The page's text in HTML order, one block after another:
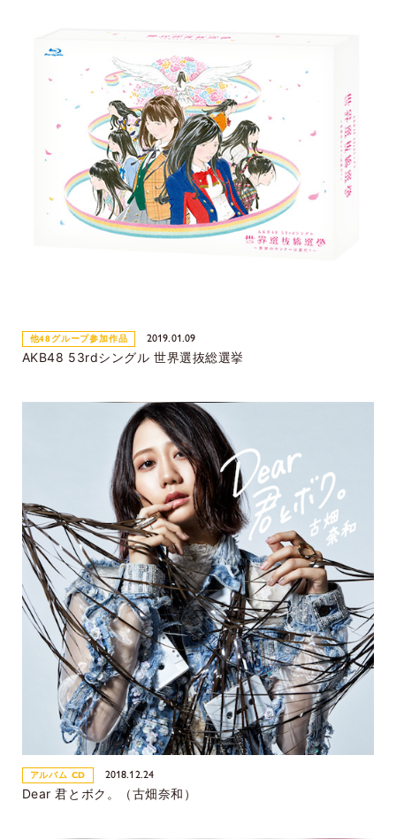
他48グループ参加作品 2019.01.09
AKB48 53rdシングル 世界選抜総選挙
アルバム CD 2018.12.24
Dear 君とボク。（古畑奈和）